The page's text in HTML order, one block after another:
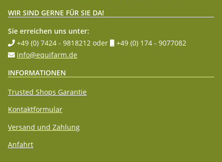
WIR SIND GERNE FÜR SIE DA!
Sie erreichen uns unter:
+49 (0) 7424 - 9818212 oder
+49 (0) 174 - 9077082
info@equifarm.de
INFORMATIONEN
Trusted Shops Garantie
Kontaktformular
Versand und Zahlung
Anfahrt